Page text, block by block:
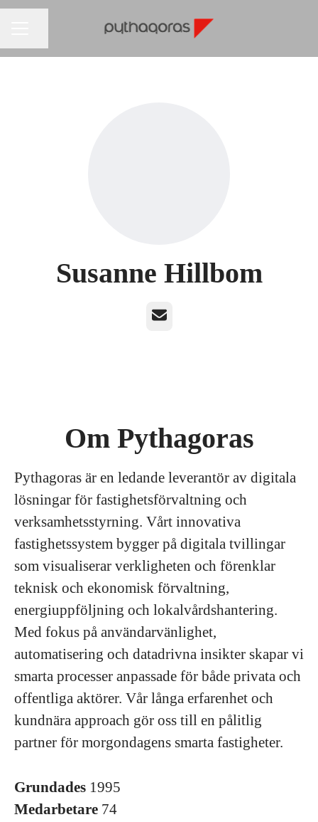
Susanne Hillbom
E-post
Om Pythagoras
Pythagoras är en ledande leverantör av digitala
lösningar för fastighetsförvaltning och
verksamhetsstyrning. Vårt innovativa
fastighetssystem bygger på digitala tvillingar
som visualiserar verkligheten och förenklar
teknisk och ekonomisk förvaltning,
energiuppföljning och lokalvårdshantering.
Med fokus på användarvänlighet,
automatisering och datadrivna insikter skapar vi
smarta processer anpassade för både privata och
offentliga aktörer. Vår långa erfarenhet och
kundnära approach gör oss till en pålitlig
partner för morgondagens smarta fastigheter.
Grundades 1995
Medarbetare 74